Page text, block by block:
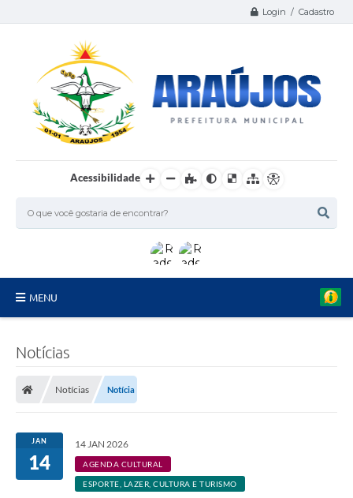
Login / Cadastro
Acessibilidade
MENU
Lei Aldir Blanc 2026
Araújos
Notícias
Notícias Notícia
JAN
14
14 JAN 2026
AGENDA CULTURAL
ESPORTE, LAZER, CULTURA E TURISMO